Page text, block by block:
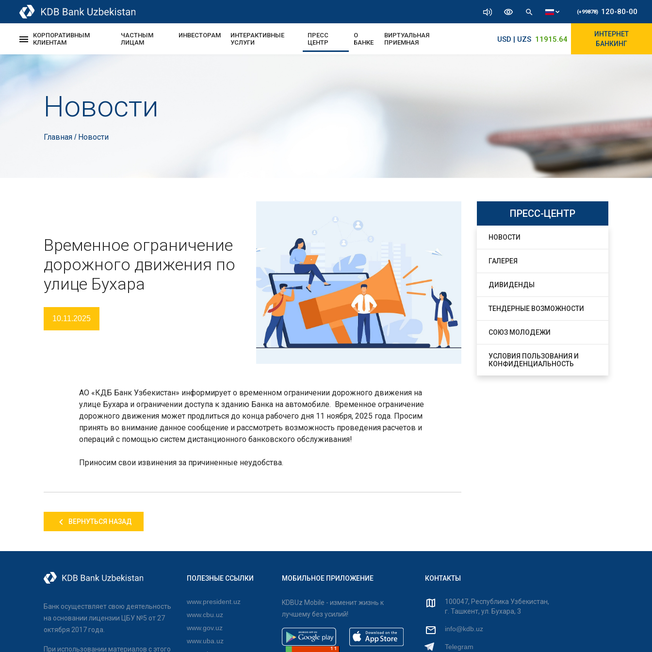
(+99878) 120-80-00
КОРПОРАТИВНЫМ
КЛИЕНТАМ
ЧАСТНЫМ
ЛИЦАМ
ИНВЕСТОРАМ
ИНТЕРАКТИВНЫЕ
УСЛУГИ
ПРЕСС
ЦЕНТР
О
БАНКЕ
ВИРТУАЛЬНАЯ
ПРИЕМНАЯ
USD | UZS 11915.64 11830/11965
ИНТЕРНЕТ
БАНКИНГ
Новости
Главная / Новости
Временное ограничение
дорожного движения по
улице Бухара
10.11.2025
АО «КДБ Банк Узбекистан» информирует о временном ограничении дорожного движения на
улице Бухара и ограничении доступа к зданию Банка на автомобиле. Временное ограничение
дорожного движения может продлиться до конца рабочего дня 11 ноября, 2025 года. Просим
принять во внимание данное сообщение и рассмотреть возможность проведения расчетов и
операций с помощью систем дистанционного банковского обслуживания!
Приносим свои извинения за причиненные неудобства.
ВЕРНУТЬСЯ НАЗАД
ПРЕСС-ЦЕНТР
НОВОСТИ
ГАЛЕРЕЯ
ДИВИДЕНДЫ
ТЕНДЕРНЫЕ ВОЗМОЖНОСТИ
СОЮЗ МОЛОДЕЖИ
УСЛОВИЯ ПОЛЬЗОВАНИЯ И
КОНФИДЕНЦИАЛЬНОСТЬ
Банк осуществляет свою деятельность
на основании лицензии ЦБУ №5 от 27
октября 2017 года.
При использовании материалов с этого
ПОЛЕЗНЫЕ ССЫЛКИ
www.president.uz
www.cbu.uz
www.gov.uz
www.uba.uz
МОБИЛЬНОЕ ПРИЛОЖЕНИЕ
KDBUz Mobile - изменит жизнь к
лучшему без усилий!
КОНТАКТЫ
100047, Республика Узбекистан,
г. Ташкент, ул. Бухара, 3
info@kdb.uz
Telegram